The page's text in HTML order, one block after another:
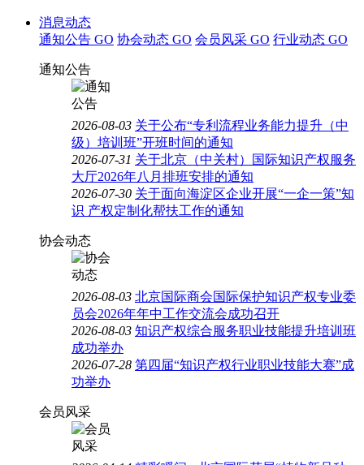
消息动态
通知公告 GO 协会动态 GO 会员风采 GO 行业动态 GO
通知公告
2026-08-03 关于公布“专利流程业务能力提升（中
级）培训班”开班时间的通知
2026-07-31 关于北京（中关村）国际知识产权服务
大厅2026年八月排班安排的通知
2026-07-30 关于面向海淀区企业开展“一企一策”知
识 产权定制化帮扶工作的通知
协会动态
2026-08-03 北京国际商会国际保护知识产权专业委
员会2026年年中工作交流会成功召开
2026-08-03 知识产权综合服务职业技能提升培训班
成功举办
2026-07-28 第四届“知识产权行业职业技能大赛”成
功举办
会员风采